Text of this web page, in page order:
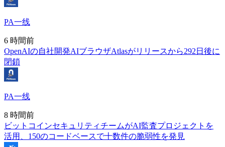
PA一线
6 時間前
OpenAIの自社開発AIブラウザAtlasがリリースから292日後に
閉鎖
PA一线
8 時間前
ビットコインセキュリティチームがAI監査プロジェクトを
活用、150のコードベースで十数件の脆弱性を発見